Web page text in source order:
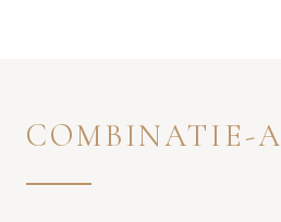
COMBINATIE-